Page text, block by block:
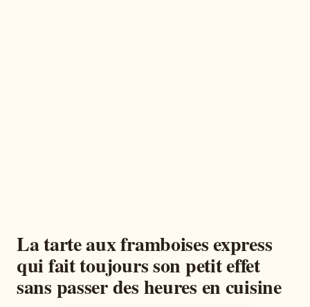
La tarte aux framboises express
qui fait toujours son petit effet
sans passer des heures en cuisine